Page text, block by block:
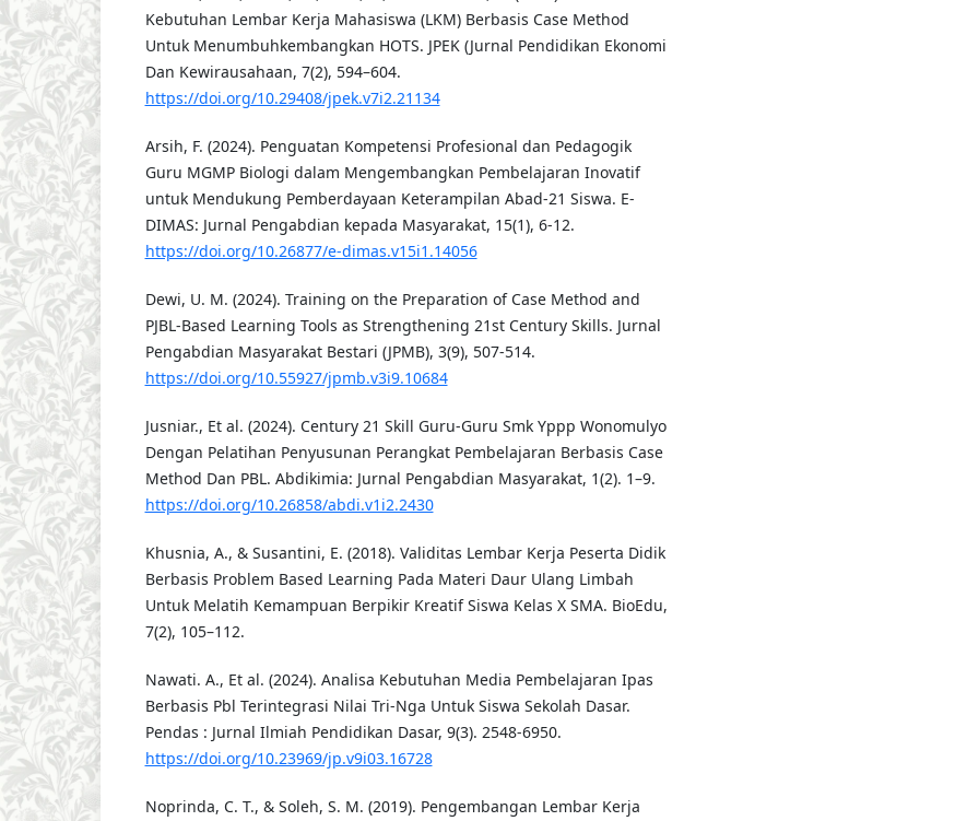
Kebutuhan Lembar Kerja Mahasiswa (LKM) Berbasis Case Method
Untuk Menumbuhkembangkan HOTS. JPEK (Jurnal Pendidikan Ekonomi
Dan Kewirausahaan, 7(2), 594–604.
https://doi.org/10.29408/jpek.v7i2.21134
Arsih, F. (2024). Penguatan Kompetensi Profesional dan Pedagogik
Guru MGMP Biologi dalam Mengembangkan Pembelajaran Inovatif
untuk Mendukung Pemberdayaan Keterampilan Abad-21 Siswa. E-
DIMAS: Jurnal Pengabdian kepada Masyarakat, 15(1), 6-12.
https://doi.org/10.26877/e-dimas.v15i1.14056
Dewi, U. M. (2024). Training on the Preparation of Case Method and
PJBL-Based Learning Tools as Strengthening 21st Century Skills. Jurnal
Pengabdian Masyarakat Bestari (JPMB), 3(9), 507-514.
https://doi.org/10.55927/jpmb.v3i9.10684
Jusniar., Et al. (2024). Century 21 Skill Guru-Guru Smk Yppp Wonomulyo
Dengan Pelatihan Penyusunan Perangkat Pembelajaran Berbasis Case
Method Dan PBL. Abdikimia: Jurnal Pengabdian Masyarakat, 1(2). 1–9.
https://doi.org/10.26858/abdi.v1i2.2430
Khusnia, A., & Susantini, E. (2018). Validitas Lembar Kerja Peserta Didik
Berbasis Problem Based Learning Pada Materi Daur Ulang Limbah
Untuk Melatih Kemampuan Berpikir Kreatif Siswa Kelas X SMA. BioEdu,
7(2), 105–112.
Nawati. A., Et al. (2024). Analisa Kebutuhan Media Pembelajaran Ipas
Berbasis Pbl Terintegrasi Nilai Tri-Nga Untuk Siswa Sekolah Dasar.
Pendas : Jurnal Ilmiah Pendidikan Dasar, 9(3). 2548-6950.
https://doi.org/10.23969/jp.v9i03.16728
Noprinda, C. T., & Soleh, S. M. (2019). Pengembangan Lembar Kerja